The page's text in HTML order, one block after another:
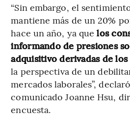
“Sin embargo, el
mantiene más de un 20%
hace un año, ya quelos
informando de presiones
adquisitivo derivadas de
la perspectiva de un
mercados laborales”,
comunicado Joanne Hsu,
encuesta.